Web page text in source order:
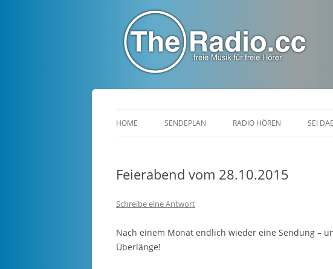
HOME SENDEPLAN RADIO HÖREN SEI
Feierabend vom 28.10.2015
Schreibe eine Antwort
Nach einem Monat endlich wieder eine Sendung –
Überlänge!